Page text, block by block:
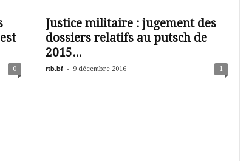
0
Justice militaire : jugement des
dossiers relatifs au putsch de
2015...
rtb.bf - 9 décembre 2016 1